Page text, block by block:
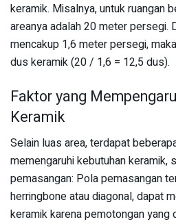
keramik. Misalnya, untuk ruangan
areanya adalah 20 meter persegi.
mencakup 1,6 meter persegi,
dus keramik (20 / 1,6 = 12,5 dus).
Faktor yang
Keramik
Selain luas area, terdapat
memengaruhi kebutuhan keramik,
pemasangan: Pola pemasangan
herringbone atau diagonal, dapat
keramik karena pemotongan yang